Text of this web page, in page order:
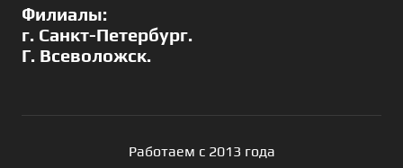
Филиалы:
г. Санкт-Петербург.
Г. Всеволожск.
Работаем с 2013 года